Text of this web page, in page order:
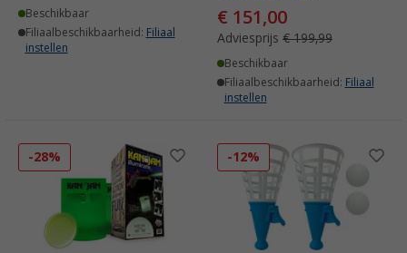
Beschikbaar
Filiaalbeschikbaarheid: Filiaal
instellen
€ 151,00
Adviesprijs € 199,99
Beschikbaar
Filiaalbeschikbaarheid: Filiaal
instellen
-28% -12%